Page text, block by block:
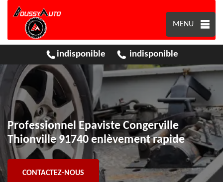
MENU
indisponible indisponible
Professionnel Epaviste Congerville
Thionville 91740 enlèvement rapide
CONTACTEZ-NOUS